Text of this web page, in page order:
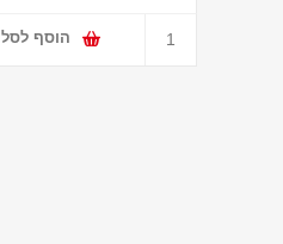
הוסף לסל